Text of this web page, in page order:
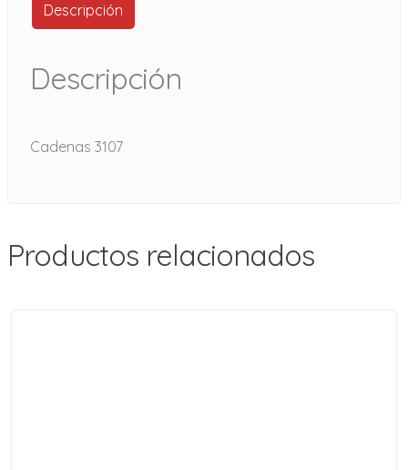
Descripción
Descripción
Cadenas 3107
Productos relacionados